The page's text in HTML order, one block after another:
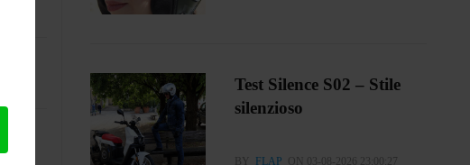
Test Silence S02 – Stile
silenzioso
BY FLAP ON 03-08-2026 23:00:27